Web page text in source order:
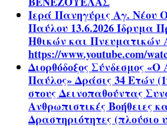
Ιερά Πανηγύρις Αγ. Νέου
Παύλου 13.6.2026 Ίδρυμα
Ηθικών και Πνευματικών
https://www.youtube.com/
Διορθόδοξος Σύνδεσμος «Ο
Παύλος» Δράσις 34 Ετών
στους Δεινοπαθούντας
Ανθρωπιστικές Βοήθειες
Δραστηριότητες (πλούσιο